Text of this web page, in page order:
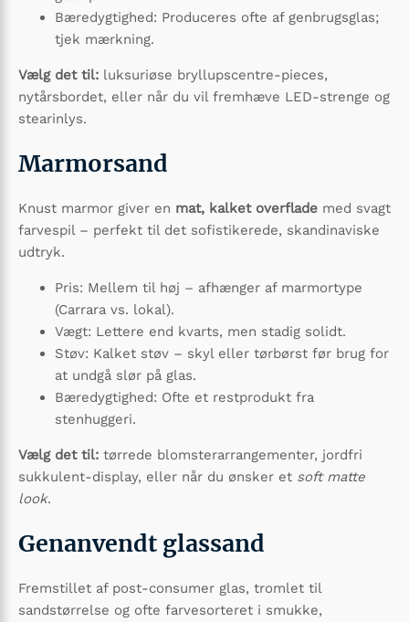
Bæredygtighed: Produceres ofte af genbrugsglas;
tjek mærkning.
Vælg det til: luksuriøse bryllupscentre-pieces,
nytårsbordet, eller når du vil fremhæve LED-strenge og
stearinlys.
Marmorsand
Knust marmor giver en mat, kalket overflade med svagt
farvespil – perfekt til det sofistikerede, skandinaviske
udtryk.
Pris: Mellem til høj – afhænger af marmortype
(Carrara vs. lokal).
Vægt: Lettere end kvarts, men stadig solidt.
Støv: Kalket støv – skyl eller tørbørst før brug for
at undgå slør på glas.
Bæredygtighed: Ofte et restprodukt fra
stenhuggeri.
Vælg det til: tørrede blomsterarrangementer, jordfri
sukkulent-display, eller når du ønsker et soft matte
look.
Genanvendt glassand
Fremstillet af post-consumer glas, tromlet til
sandstørrelse og ofte farvesorteret i smukke,